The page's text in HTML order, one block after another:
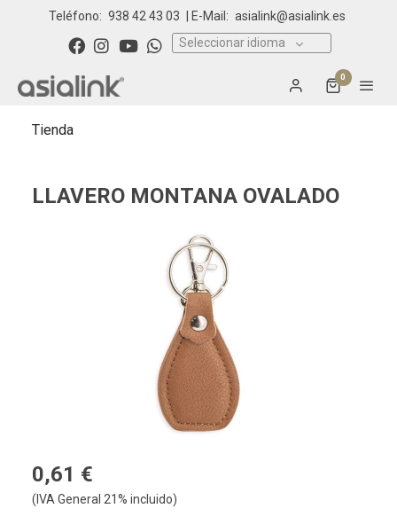
Teléfono: 938 42 43 03 | E-Mail: asialink@asialink.es
Seleccionar idioma
0
Tienda
LLAVERO MONTANA OVALADO
0,61 €
(IVA General 21% incluido)